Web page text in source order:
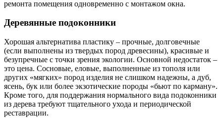
ремонта помещения одновременно с монтажом окна.
Деревянные подоконники
Хорошая альтернатива пластику – прочные, долговечные
(если выполнены из твердых пород древесины), красивые и
безупречные с точки зрения экологии. Основной недостаток –
это цена. Сосновые, еловые, выполненные из тополя или
других «мягких» пород изделия не слишком надежны, а дуб,
ясень, бук или более экзотические породы «бьют по карману».
Кроме того, для поддержания нормального вида подоконники
из дерева требуют тщательного ухода и периодической
реставрации.